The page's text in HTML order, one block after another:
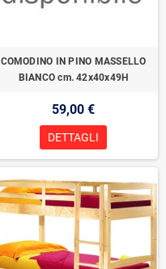
COMODINO IN PINO MASSELLO
BIANCO cm. 42x40x49H
59,00 €
DETTAGLI